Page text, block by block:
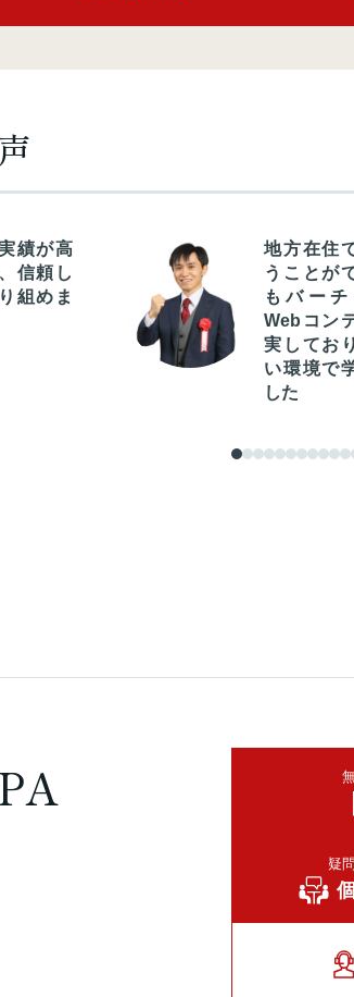
績が高
信頼し
組めま
地方在住
うことが
もバー
Webコン
実してお
い環境で
した
疑